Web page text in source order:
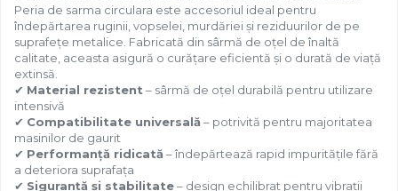
Peria de sarma circulara este accesoriul ideal pentru
îndepărtarea ruginii, vopselei, murdăriei și reziduurilor de pe
suprafețe metalice. Fabricată din sârmă de oțel de înaltă
calitate, aceasta asigură o curățare eficientă și o durată de viață
extinsă.
✔ Material rezistent – sârmă de oțel durabilă pentru utilizare
intensivă
✔ Compatibilitate universală – potrivită pentru majoritatea
masinilor de gaurit
✔ Performanță ridicată – îndepărtează rapid impuritățile fără
a deteriora suprafața
✔ Siguranță și stabilitate– design echilibrat pentru vibrații